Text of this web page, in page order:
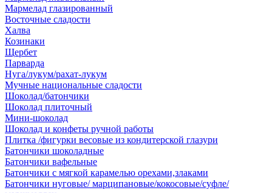
Мармелад глазированный
Восточные сладости
Халва
Козинаки
Щербет
Парварда
Нуга/лукум/рахат-лукум
Мучные национальные сладости
Шоколад/батончики
Шоколад плиточный
Мини-шоколад
Шоколад и конфеты ручной работы
Плитка /фигурки весовые из кондитерской глазури
Батончики шоколадные
Батончики вафельные
Батончики с мягкой карамелью орехами,злаками
Батончики нуговые/ марципановые/кокосовые/суфле/